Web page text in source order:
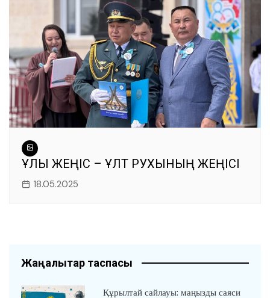
ҰЛЫ ЖЕҢІС – ҰЛТ РУХЫНЫҢ ЖЕҢІСІ
18.05.2025
Жаңалықтар таспасы
Құрылтай сайлауы: маңызды саяси